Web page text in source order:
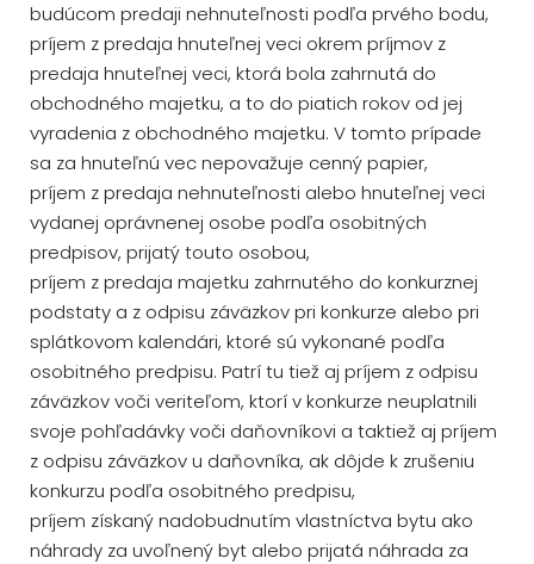
budúcom predaji nehnuteľnosti podľa prvého bodu,
príjem z predaja hnuteľnej veci okrem príjmov z
predaja hnuteľnej veci, ktorá bola zahrnutá do
obchodného majetku, a to do piatich rokov od jej
vyradenia z obchodného majetku. V tomto prípade
sa za hnuteľnú vec nepovažuje cenný papier,
príjem z predaja nehnuteľnosti alebo hnuteľnej veci
vydanej oprávnenej osobe podľa osobitných
predpisov, prijatý touto osobou,
príjem z predaja majetku zahrnutého do konkurznej
podstaty a z odpisu záväzkov pri konkurze alebo pri
splátkovom kalendári, ktoré sú vykonané podľa
osobitného predpisu. Patrí tu tiež aj príjem z odpisu
záväzkov voči veriteľom, ktorí v konkurze neuplatnili
svoje pohľadávky voči daňovníkovi a taktiež aj príjem
z odpisu záväzkov u daňovníka, ak dôjde k zrušeniu
konkurzu podľa osobitného predpisu,
príjem získaný nadobudnutím vlastníctva bytu ako
náhrady za uvoľnený byt alebo prijatá náhrada za